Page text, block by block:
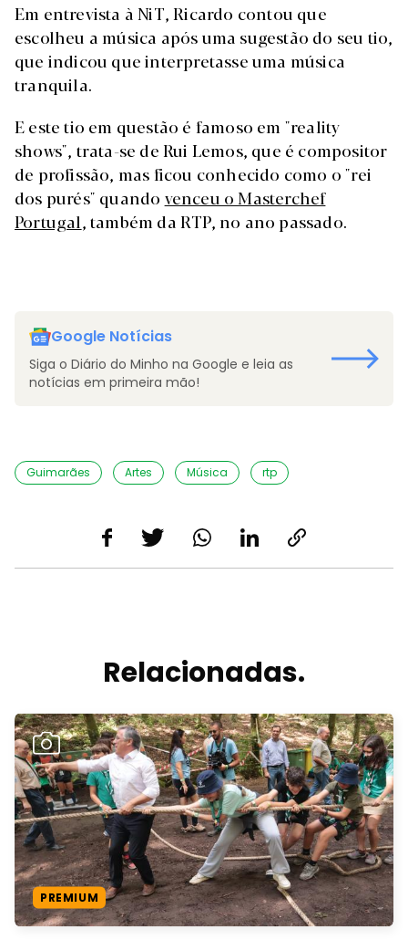
Em entrevista à NiT, Ricardo contou que
escolheu a música após uma sugestão do seu tio,
que indicou que interpretasse uma música
tranquila.
E este tio em questão é famoso em "reality
shows", trata-se de Rui Lemos, que é compositor
de profissão, mas ficou conhecido como o "rei
dos purés" quando venceu o Masterchef
Portugal, também da RTP, no ano passado.
Google Notícias
Siga o Diário do Minho na Google e leia as
notícias em primeira mão!
Guimarães Artes Música rtp
Relacionadas.
PREMIUM